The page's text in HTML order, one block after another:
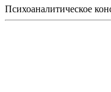
Психоаналитическое